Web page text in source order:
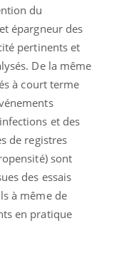
du
épargneur des
pertinents et
De la même
à court terme
et des
de registres
sont
des essais
à même de
en pratique